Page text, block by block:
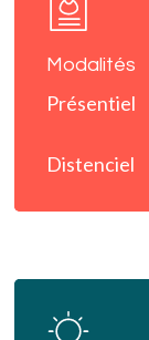
Modalités
Présentiel
Distenciel